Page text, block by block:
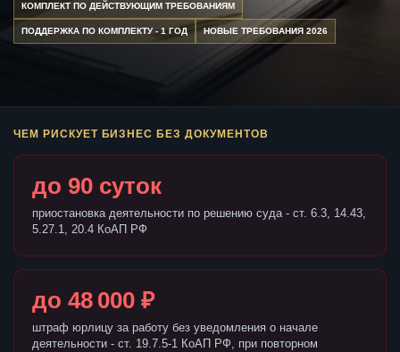
КОМПЛЕКТ ПО ДЕЙСТВУЮЩИМ ТРЕБОВАНИЯМ
ПОДДЕРЖКА ПО КОМПЛЕКТУ - 1 ГОД НОВЫЕ ТРЕБОВАНИЯ 2026
ЧЕМ РИСКУЕТ БИЗНЕС БЕЗ ДОКУМЕНТОВ
до 90 суток
приостановка деятельности по решению суда - ст. 6.3, 14.43,
5.27.1, 20.4 КоАП РФ
до 48 000 ₽
штраф юрлицу за работу без уведомления о начале
деятельности - ст. 19.7.5-1 КоАП РФ, при повторном